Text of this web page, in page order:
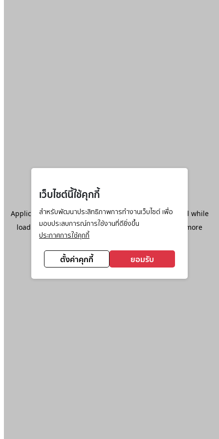
เว็บไซต์นี้ใช้คุกกี้
สำหรับพัฒนาประสิทธิภาพการทำงานเว็บไซต์ เพื่อ
มอบประสบการณ์การใช้งานที่ดียิ่งขึ้น
ประกาศการใช้คุกกี้
ตั้งค่าคุกกี้ ยอมรับ
Application error: aclient-side exception has occurred while
loadingwww.ktc.co.th(see the browser console
for more
information).